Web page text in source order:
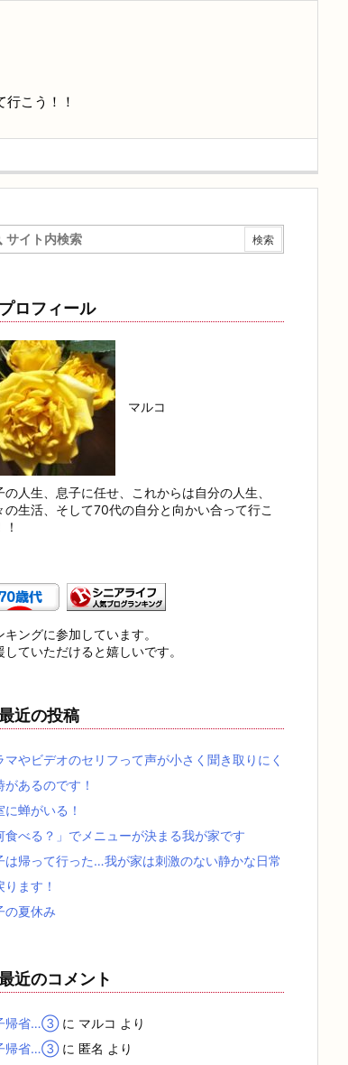
こう！！
プロフィール
マルコ
の人生、息子に任せ、これからは自分の人生、
の生活、そして70代の自分と向かい合って行こ
キングに参加しています。
していただけると嬉しいです。
近の投稿
マやビデオのセリフって声が小さく聞き取りにく
があるのです！
に蝉がいる！
食べる？」でメニューが決まる我が家です
は帰って行った…我が家は刺激のない静かな日常
ります！
の夏休み
近のコメント
帰省…③に マルコ より
帰省…③に 匿名 より